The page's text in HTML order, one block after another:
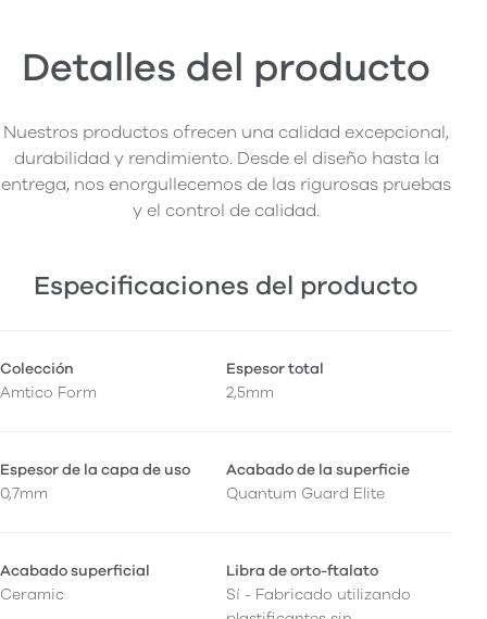
Detalles del producto
Nuestros productos ofrecen una calidad excepcional,
durabilidad y rendimiento. Desde el diseño hasta la
entrega, nos enorgullecemos de las rigurosas pruebas
y el control de calidad.
Especificaciones del producto
Colección
Amtico Form
Espesor total
2,5mm
Espesor de la capa de uso
0,7mm
Acabado de la superficie
Quantum Guard Elite
Acabado superficial
Ceramic
Libra de orto-ftalato
Sí - Fabricado utilizando